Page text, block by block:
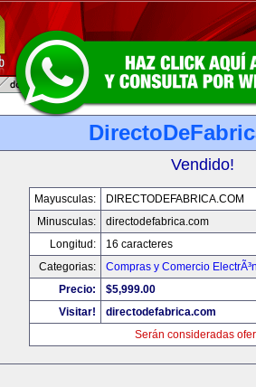
Vendido!
Mayusculas:
DIRECTODEFABRICA.COM
Minusculas:
directodefabrica.com
Longitud:
16 caracteres
Categorias:
Compras y Comercio
Precio:
$5,999.00
Visitar!
directodefabrica.com
Serán consideradas